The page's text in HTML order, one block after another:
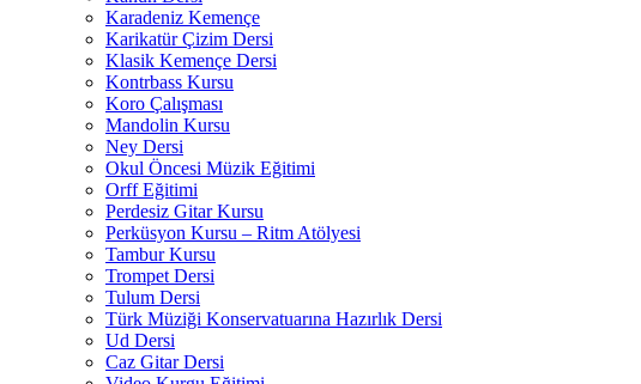
Karadeniz Kemençe
Karikatür Çizim Dersi
Klasik Kemençe Dersi
Kontrbass Kursu
Koro Çalışması
Mandolin Kursu
Ney Dersi
Okul Öncesi Müzik Eğitimi
Orff Eğitimi
Perdesiz Gitar Kursu
Perküsyon Kursu – Ritm Atölyesi
Tambur Kursu
Trompet Dersi
Tulum Dersi
Türk Müziği Konservatuarına Hazırlık Dersi
Ud Dersi
Caz Gitar Dersi